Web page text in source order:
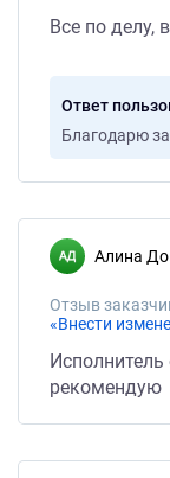
Все по делу,
Ответ
Благодарю
Алина
Отзыв
«Внести
Исполнитель
рекомендую